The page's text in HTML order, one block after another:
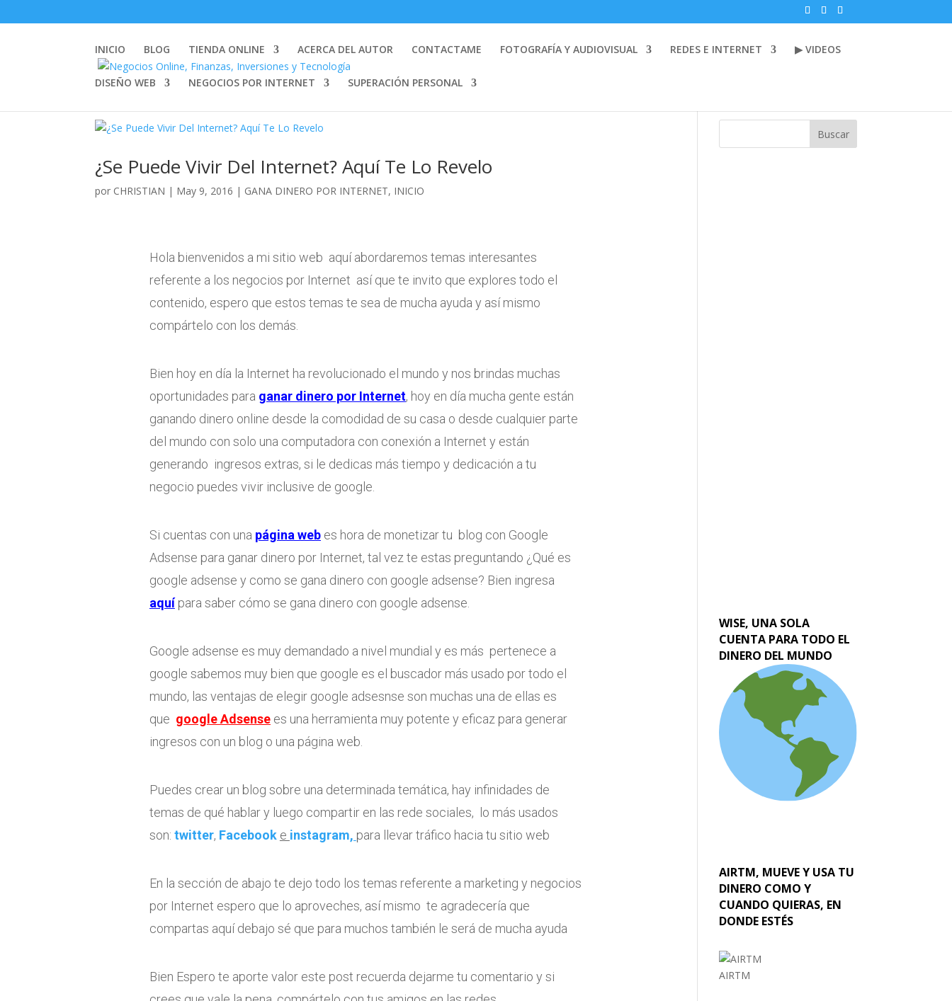
INICIO BLOG TIENDA ONLINE ACERCA DEL AUTOR CONTACTAME FOTOGRAFÍA Y AUDIOVISUAL REDES E INTERNET ▶ VIDEOS
DISEÑO WEB NEGOCIOS POR INTERNET SUPERACIÓN PERSONAL
¿Se Puede Vivir Del Internet? Aquí Te Lo Revelo
por CHRISTIAN | May 9, 2016 | GANA DINERO POR INTERNET, INICIO
Hola bienvenidos a mi sitio web aquí abordaremos temas interesantes
referente a los negocios por Internet así que te invito que explores todo el
contenido, espero que estos temas te sea de mucha ayuda y así mismo
compártelo con los demás.
Bien hoy en día la Internet ha revolucionado el mundo y nos brindas muchas
oportunidades para ganar dinero por Internet, hoy en día mucha gente están
ganando dinero online desde la comodidad de su casa o desde cualquier parte
del mundo con solo una computadora con conexión a Internet y están
generando ingresos extras, si le dedicas más tiempo y dedicación a tu
negocio puedes vivir inclusive de google.
Si cuentas con una página webes hora de monetizar tu blog con Google
Adsense para ganar dinero por Internet, tal vez te estas preguntando ¿Qué es
google adsense y como se gana dinero con google adsense? Bien ingresa
aquí para saber cómo se gana dinero con google adsense.
Google adsense es muy demandado a nivel mundial y es más pertenece a
google sabemos muy bien que google es el buscador más usado por todo el
mundo, las ventajas de elegir google adsesnse son muchas una de ellas es
que google Adsensees una herramienta muy potente y eficaz para generar
ingresos con un blog o una página web.
Puedes crear un blog sobre una determinada temática, hay infinidades de
temas de qué hablar y luego compartir en las rede sociales, lo más usados
son: twitter, Facebook e instagram, para llevar tráfico hacia tu sitio web
En la sección de abajo te dejo todo los temas referente a marketing y negocios
por Internet espero que lo aproveches, así mismo te agradecería que
compartas aquí debajo sé que para muchos también le será de mucha ayuda
Bien Espero te aporte valor este post recuerda dejarme tu comentario y si
Buscar
WISE, UNA SOLA
CUENTA PARA TODO EL
DINERO DEL MUNDO
AIRTM, MUEVE Y USA TU
DINERO COMO Y
CUANDO QUIERAS, EN
DONDE ESTÉS
AIRTM